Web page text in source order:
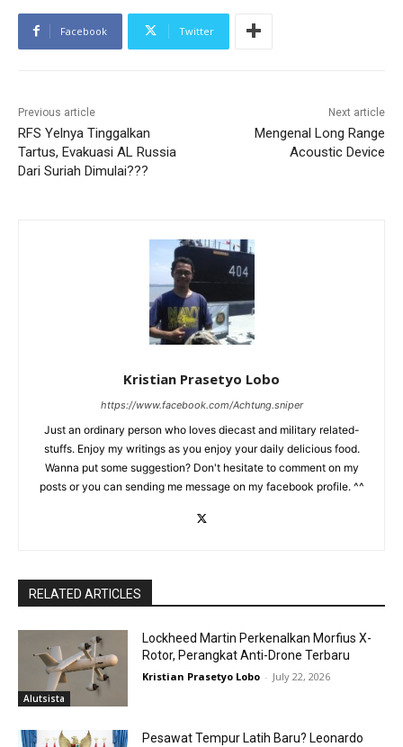
Facebook Twitter
Previous article
RFS Yelnya Tinggalkan
Tartus, Evakuasi AL Russia
Dari Suriah Dimulai???
Next article
Mengenal Long Range
Acoustic Device
Kristian Prasetyo Lobo
https://www.facebook.com/Achtung.sniper
Just an ordinary person who loves diecast and military related-
stuffs. Enjoy my writings as you enjoy your daily delicious food.
Wanna put some suggestion? Don't hesitate to comment on my
posts or you can sending me message on my facebook profile. ^^
RELATED ARTICLES
Alutsista
Lockheed Martin Perkenalkan Morfius X-
Rotor, Perangkat Anti-Drone Terbaru
Kristian Prasetyo Lobo - July 22, 2026
Pesawat Tempur Latih Baru? Leonardo